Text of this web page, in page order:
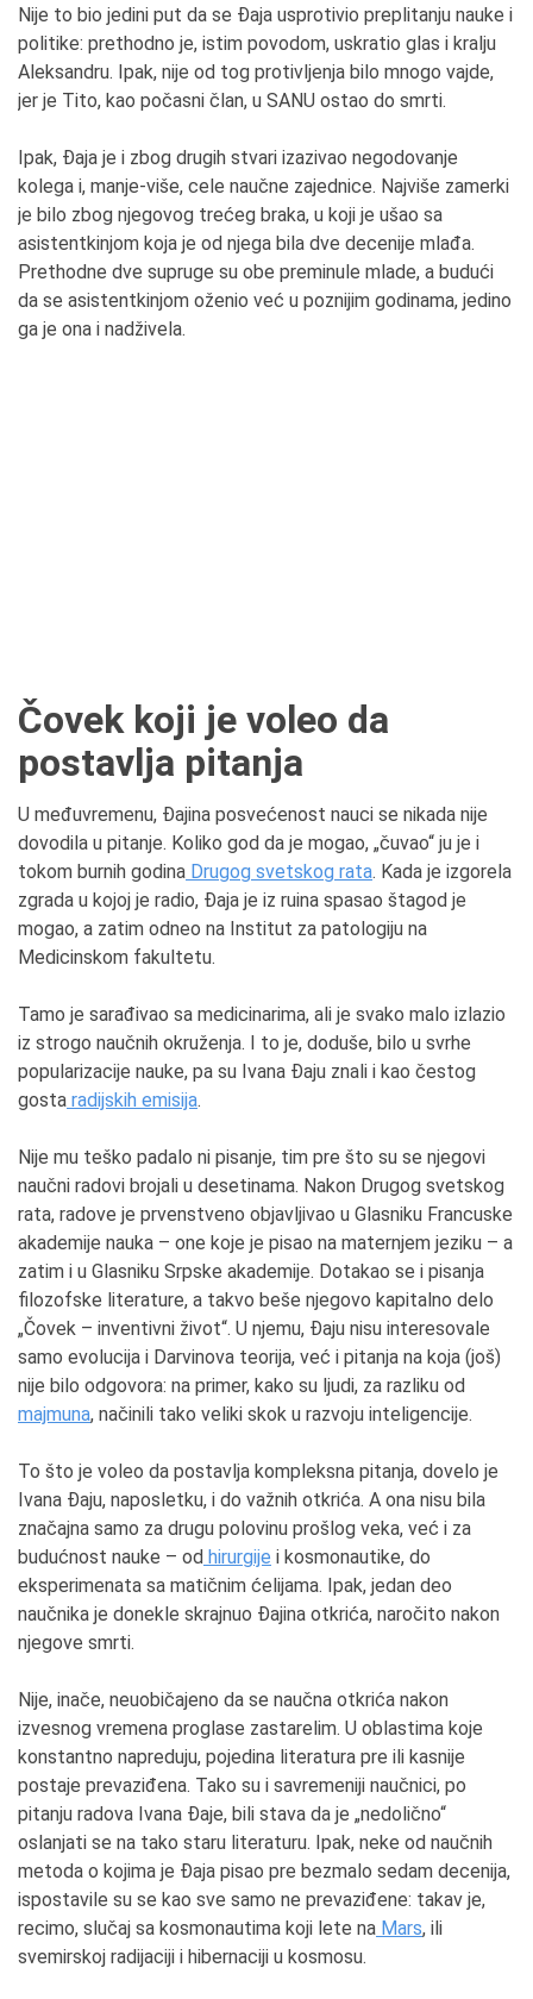
Nije to bio jedini put da se Đaja usprotivio preplitanju nauke i
politike: prethodno je, istim povodom, uskratio glas i kralju
Aleksandru. Ipak, nije od tog protivljenja bilo mnogo vajde,
jer je Tito, kao počasni član, u SANU ostao do smrti.
Ipak, Đaja je i zbog drugih stvari izazivao negodovanje
kolega i, manje-više, cele naučne zajednice. Najviše zamerki
je bilo zbog njegovog trećeg braka, u koji je ušao sa
asistentkinjom koja je od njega bila dve decenije mlađa.
Prethodne dve supruge su obe preminule mlade, a budući
da se asistentkinjom oženio već u poznijim godinama, jedino
ga je ona i nadživela.
Čovek koji je voleo da
postavlja pitanja
U međuvremenu, Đajina posvećenost nauci se nikada nije
dovodila u pitanje. Koliko god da je mogao, „čuvao“ ju je i
tokom burnih godina Drugog svetskog rata. Kada je izgorela
zgrada u kojoj je radio, Đaja je iz ruina spasao štagod je
mogao, a zatim odneo na Institut za patologiju na
Medicinskom fakultetu.
Tamo je sarađivao sa medicinarima, ali je svako malo izlazio
iz strogo naučnih okruženja. I to je, doduše, bilo u svrhe
popularizacije nauke, pa su Ivana Đaju znali i kao čestog
gosta radijskih emisija.
Nije mu teško padalo ni pisanje, tim pre što su se njegovi
naučni radovi brojali u desetinama. Nakon Drugog svetskog
rata, radove je prvenstveno objavljivao u Glasniku Francuske
akademije nauka – one koje je pisao na maternjem jeziku – a
zatim i u Glasniku Srpske akademije. Dotakao se i pisanja
filozofske literature, a takvo beše njegovo kapitalno delo
„Čovek – inventivni život“. U njemu, Đaju nisu interesovale
samo evolucija i Darvinova teorija, već i pitanja na koja (još)
nije bilo odgovora: na primer, kako su ljudi, za razliku od
majmuna, načinili tako veliki skok u razvoju inteligencije.
To što je voleo da postavlja kompleksna pitanja, dovelo je
Ivana Đaju, naposletku, i do važnih otkrića. A ona nisu bila
značajna samo za drugu polovinu prošlog veka, već i za
budućnost nauke – od hirurgije i kosmonautike, do
eksperimenata sa matičnim ćelijama. Ipak, jedan deo
naučnika je donekle skrajnuo Đajina otkrića, naročito nakon
njegove smrti.
Nije, inače, neuobičajeno da se naučna otkrića nakon
izvesnog vremena proglase zastarelim. U oblastima koje
konstantno napreduju, pojedina literatura pre ili kasnije
postaje prevaziđena. Tako su i savremeniji naučnici, po
pitanju radova Ivana Đaje, bili stava da je „nedolično“
oslanjati se na tako staru literaturu. Ipak, neke od naučnih
metoda o kojima je Đaja pisao pre bezmalo sedam decenija,
ispostavile su se kao sve samo ne prevaziđene: takav je,
recimo, slučaj sa kosmonautima koji lete na Mars, ili
svemirskoj radijaciji i hibernaciji u kosmosu.